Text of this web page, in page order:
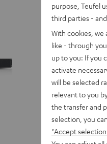
purpose, Teufel
third parties -
With cookies, we
like - through
up to you: If you
activate
will be selected
relevant to you
the transfer and
selection, you
"Accept